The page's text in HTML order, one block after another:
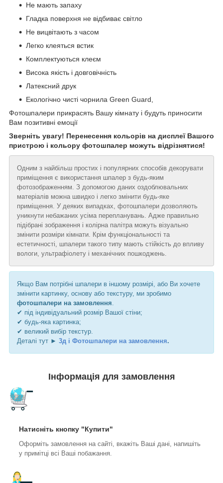
Не мають запаху
Гладка поверхня не відбиває світло
Не вицвітають з часом
Легко клеяться встик
Комплектуються клеєм
Висока якість і довговічність
Латексний друк
Екологічно чисті чорнила Green Guard,
Фотошпалери прикрасять Вашу кімнату і будуть приносити
Вам позитивні емоції
Зверніть увагу! Перенесення кольорів на дисплеї Вашого
пристрою і кольору фотошпалер можуть відрізнятися!
Одним з найбільш простих і популярних способів декорувати
приміщення є використання шпалер з будь-яким
фотозображенням. З допомогою даних оздоблювальних
матеріалів можна швидко і легко змінити будь-яке
приміщення. У деяких випадках, фотошпалери дозволяють
уникнути небажаних усіма перепланувань. Адже правильно
підібрані зображення і колірна палітра можуть візуально
змінити розміри кімнати. Крім функціональності та
естетичності, шпалери такого типу мають стійкість до впливу
вологи, ультрафіолету і механічних пошкоджень.
Якщо Вам потрібні шпалери в іншому розмірі, або Ви хочете
змінити картинку, основу або текстуру, ми зробимо
фотошпалери на замовлення
✔ під індивідуальний розмір Вашої стіни;
✔ будь-яка картинка;
✔ великий вибір текстур.
Деталі тут ► 3д і Фотошпалери на замовлення.
Інформація для замовлення
Натисніть кнопку "Купити"
Оформіть замовлення на сайті, вкажіть Ваші дані, напишіть
у примітці всі Ваші побажання.